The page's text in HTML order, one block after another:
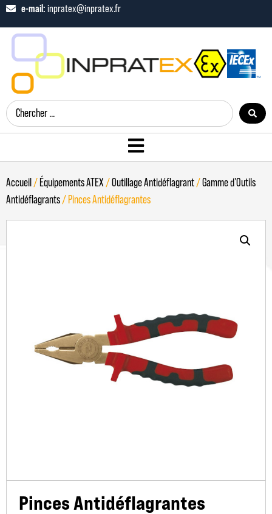
e-mail:inpratex@inpratex.fr
Accueil/Équipements ATEX /Outillage Antidéflagrant/Gamme d'Outils
Antidéflagrants/ Pinces Antidéflagrantes
Pinces Antidéflagrantes